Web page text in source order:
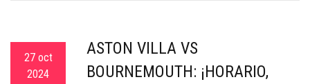
27 oct
2024
ASTON VILLA VS
BOURNEMOUTH: ¡HORARIO,